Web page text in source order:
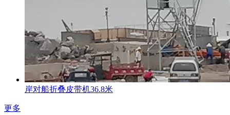
岸对船折叠皮带机36.8米
更多